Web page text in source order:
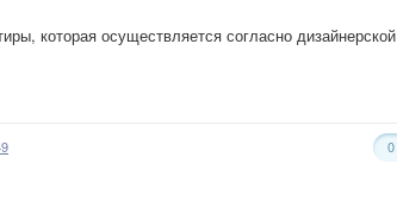
которая осуществляется согласно дизайнерской
0